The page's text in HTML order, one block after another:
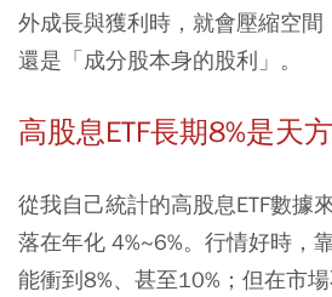
外成長與獲利時，就會壓縮空
還是「成分股本身的股利」。
高股息ETF長期8%是天
從我自己統計的高股息ETF數據
落在年化 4%~6%。行情好時，
能衝到8%、甚至10%；但在市